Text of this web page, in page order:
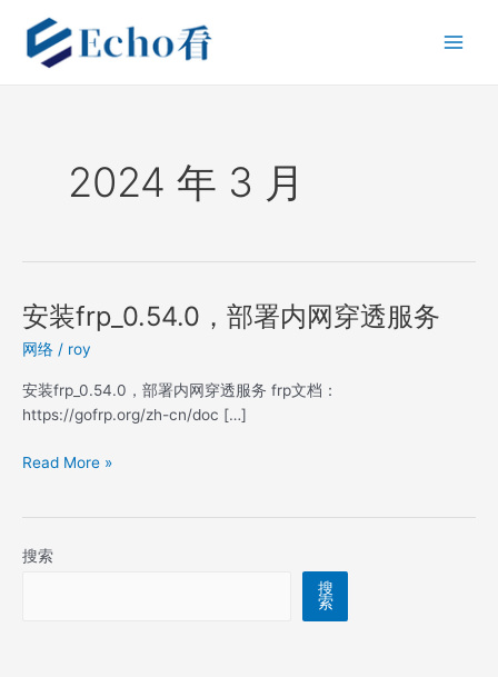
2024 年 3 月
安装frp_0.54.0，部署内网穿透服务
网络 / roy
安装frp_0.54.0，部署内网穿透服务 frp文档：
https://gofrp.org/zh-cn/doc […]
安
装
frp_0.54.0，
部
署
网
务
Read More »
搜索
搜
索